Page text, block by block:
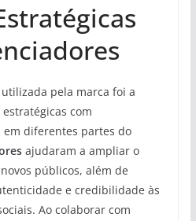
pela marca foi a
com
diferentes partes do
ajudaram a ampliar o
públicos, além de
e credibilidade às
Ao colaborar com